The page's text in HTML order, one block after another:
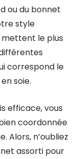
ou du bonnet
style
mettent le plus
correspond le
soie.
efficace, vous
coordonnée
Alors, n’oubliez
assorti pour